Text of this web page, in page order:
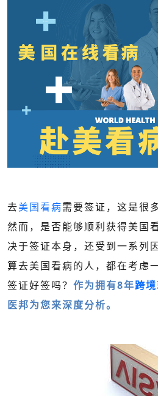
去美国看病需要签证，这是很
然而，是否能够顺利获得美国
决于签证本身，还受到一系列
算去美国看病的人，都在考虑
签证好签吗？ 作为拥有8年跨
医邦为您来深度分析。